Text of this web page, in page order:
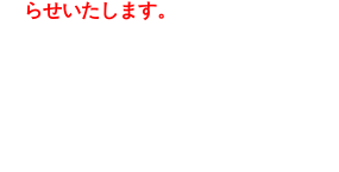
らせいたします。